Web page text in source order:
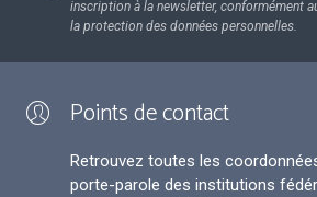
inscription à la newsletter, conformément
la protection des données personnelles.
Points de contact
Retrouvez toutes les
porte-parole des institutions